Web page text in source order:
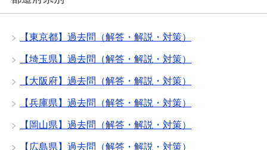
【東京都】過去問（解答・解説・対策）
【埼玉県】過去問（解答・解説・対策）
【大阪府】過去問（解答・解説・対策）
【兵庫県】過去問（解答・解説・対策）
【岡山県】過去問（解答・解説・対策）
【広島県】過去問（解答・解説・対策）